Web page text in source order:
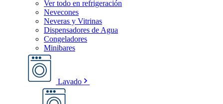
Ver todo en refrigeración
Nevecones
Neveras y Vitrinas
Dispensadores de Agua
Congeladores
Minibares
Lavado